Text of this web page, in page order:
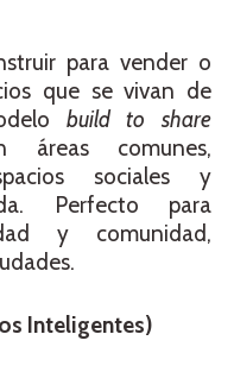
para vender o
que se vivan de
build to share
áreas comunes,
sociales y
Perfecto para
y comunidad,
Inteligentes)